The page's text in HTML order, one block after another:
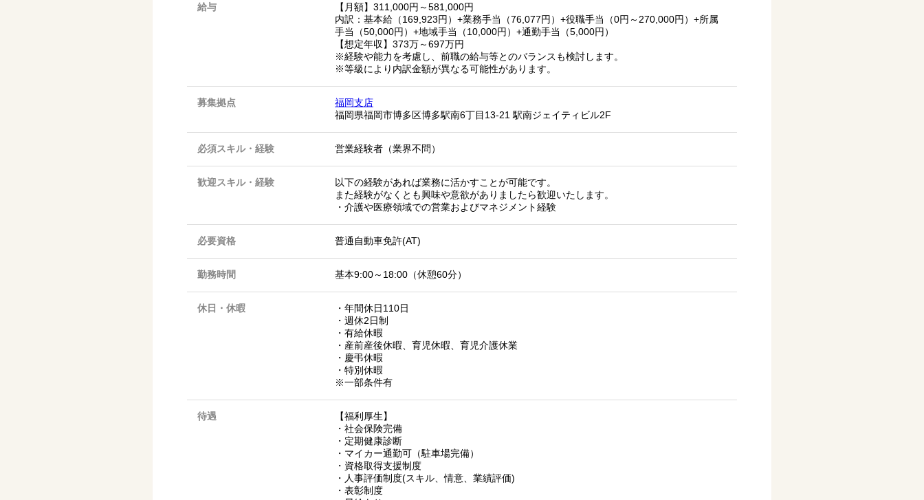
給与
【月額】311,000円～581,000円
内訳：基本給（169,923円）+業務手当（76,077円）+役職手当（0円～270,000円）+所属
手当（50,000円）+地域手当（10,000円）+通勤手当（5,000円）
【想定年収】373万～697万円
※経験や能力を考慮し、前職の給与等とのバランスも検討します。
※等級により内訳金額が異なる可能性があります。
募集拠点
福岡支店
福岡県福岡市博多区博多駅南6丁目13-21 駅南ジェイティビル2F
必須スキル・経験 営業経験者（業界不問）
歓迎スキル・経験
以下の経験があれば業務に活かすことが可能です。
また経験がなくとも興味や意欲がありましたら歓迎いたします。
・介護や医療領域での営業およびマネジメント経験
必要資格 普通自動車免許(AT)
勤務時間 基本9:00～18:00（休憩60分）
休日・休暇
・年間休日110日
・週休2日制
・有給休暇
・産前産後休暇、育児休暇、育児介護休業
・慶弔休暇
・特別休暇
※一部条件有
待遇
【福利厚生】
・社会保険完備
・定期健康診断
・マイカー通勤可（駐車場完備）
・資格取得支援制度
・人事評価制度(スキル、情意、業績評価)
・表彰制度